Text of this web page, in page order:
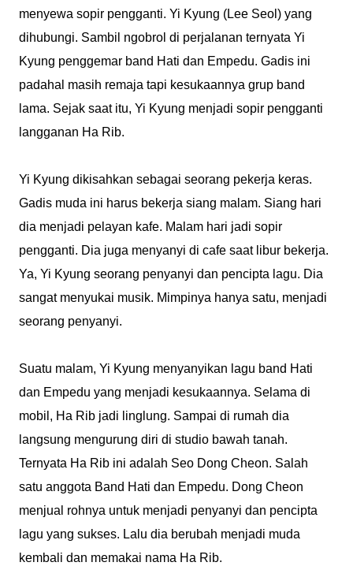
menyewa sopir pengganti. Yi Kyung (Lee Seol) yang
dihubungi. Sambil ngobrol di perjalanan ternyata Yi
Kyung penggemar band Hati dan Empedu. Gadis ini
padahal masih remaja tapi kesukaannya grup band
lama. Sejak saat itu, Yi Kyung menjadi sopir pengganti
langganan Ha Rib.
Yi Kyung dikisahkan sebagai seorang pekerja keras.
Gadis muda ini harus bekerja siang malam. Siang hari
dia menjadi pelayan kafe. Malam hari jadi sopir
pengganti. Dia juga menyanyi di cafe saat libur bekerja.
Ya, Yi Kyung seorang penyanyi dan pencipta lagu. Dia
sangat menyukai musik. Mimpinya hanya satu, menjadi
seorang penyanyi.
Suatu malam, Yi Kyung menyanyikan lagu band Hati
dan Empedu yang menjadi kesukaannya. Selama di
mobil, Ha Rib jadi linglung. Sampai di rumah dia
langsung mengurung diri di studio bawah tanah.
Ternyata Ha Rib ini adalah Seo Dong Cheon. Salah
satu anggota Band Hati dan Empedu. Dong Cheon
menjual rohnya untuk menjadi penyanyi dan pencipta
lagu yang sukses. Lalu dia berubah menjadi muda
kembali dan memakai nama Ha Rib.